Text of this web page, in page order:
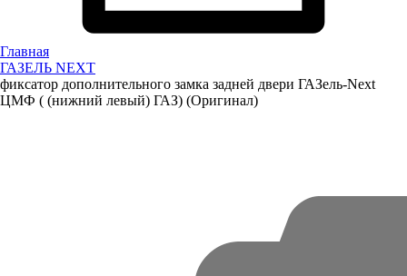
Главная
ГАЗЕЛЬ NEXT
фиксатор дополнительного замка задней двери ГАЗель-Next
ЦМФ ( (нижний левый) ГАЗ) (Оригинал)